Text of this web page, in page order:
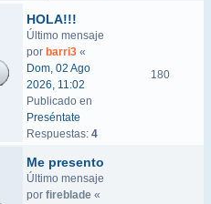
HOLA!!!
Último mensaje
por barri3 «
Dom, 02 Ago
2026, 11:02
Publicado en
Preséntate
Respuestas: 4
180
Me presento
Último mensaje
por fireblade «